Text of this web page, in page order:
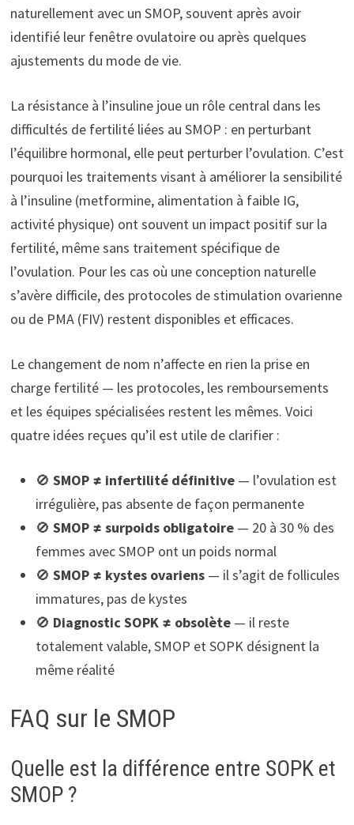
naturellement avec un SMOP, souvent après avoir
identifié leur fenêtre ovulatoire ou après quelques
ajustements du mode de vie.
La résistance à l’insuline joue un rôle central dans les
difficultés de fertilité liées au SMOP : en perturbant
l’équilibre hormonal, elle peut perturber l’ovulation. C’est
pourquoi les traitements visant à améliorer la sensibilité
à l’insuline (metformine, alimentation à faible IG,
activité physique) ont souvent un impact positif sur la
fertilité, même sans traitement spécifique de
l’ovulation. Pour les cas où une conception naturelle
s’avère difficile, des protocoles de stimulation ovarienne
ou de PMA (FIV) restent disponibles et efficaces.
Le changement de nom n’affecte en rien la prise en
charge fertilité — les protocoles, les remboursements
et les équipes spécialisées restent les mêmes. Voici
quatre idées reçues qu’il est utile de clarifier :
🚫 SMOP ≠ infertilité définitive— l’ovulation est
irrégulière, pas absente de façon permanente
🚫 SMOP ≠ surpoids obligatoire— 20 à 30 % des
femmes avec SMOP ont un poids normal
🚫 SMOP ≠ kystes ovariens— il s’agit de follicules
immatures, pas de kystes
🚫 Diagnostic SOPK ≠ obsolète— il reste
totalement valable, SMOP et SOPK désignent la
même réalité
FAQ sur le SMOP
Quelle est la différence entre SOPK et
SMOP ?